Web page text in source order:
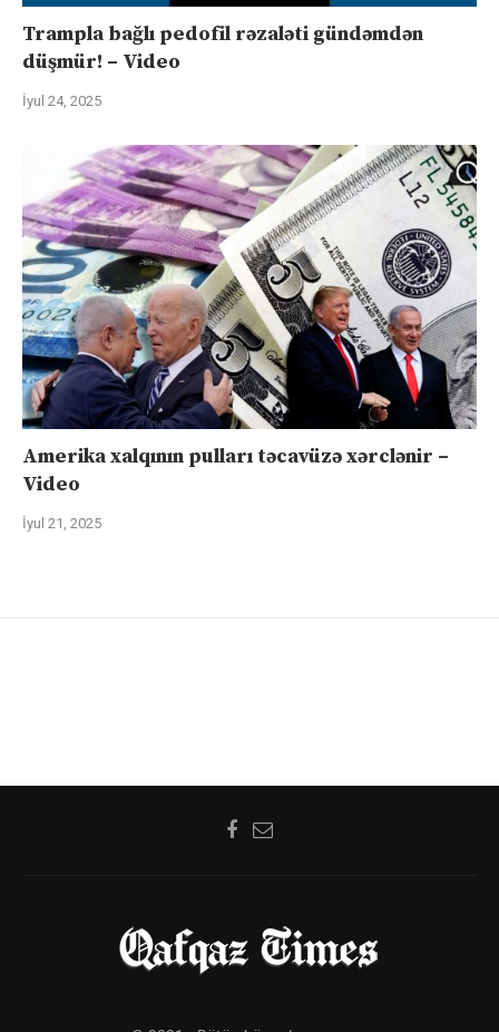
Trampla bağlı pedofil rəzaləti gündəmdən
düşmür! – Video
İyul 24, 2025
Amerika xalqının pulları təcavüzə xərclənir –
Video
İyul 21, 2025